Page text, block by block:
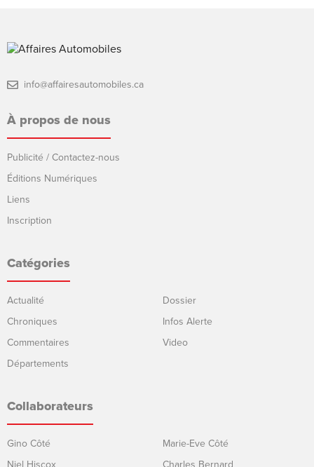
info@affairesautomobiles.ca
À propos de nous
Publicité / Contactez-nous
Éditions Numériques
Liens
Inscription
Catégories
Actualité
Chroniques
Commentaires
Départements
Dossier
Infos Alerte
Video
Collaborateurs
Gino Côté
Niel Hiscox
Marie-Eve Côté
Charles Bernard